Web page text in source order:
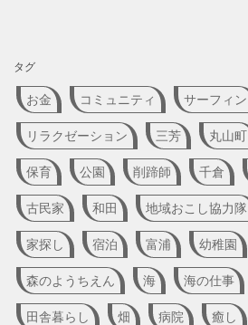
タグ
お金 コミュニティ サーフィン
リラクゼーション 三芳 丸山町
保育 公園 削蹄師 千倉
古民家 和田 地域おこし協力隊
家探し 宿泊 富浦 幼稚園
森のようちえん 海 海の仕事
田舎暮らし 畑 病院 癒し